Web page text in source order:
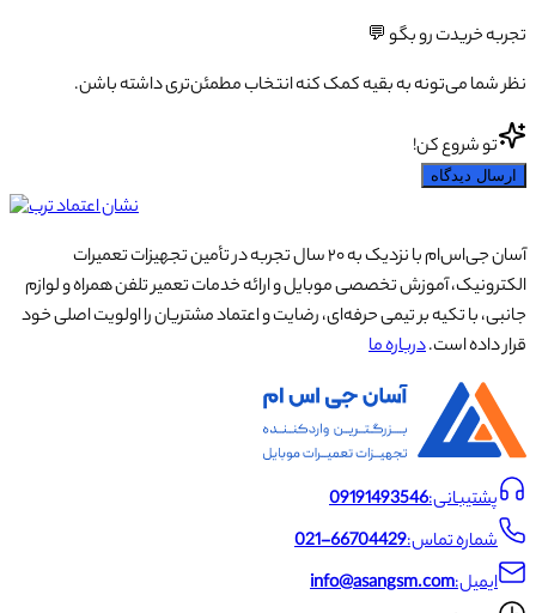
تجربه خریدت رو بگو 💬
نظر شما می‌تونه به بقیه کمک کنه انتخاب مطمئن‌تری داشته باشن.
تو شروع کن!
ارسال دیدگاه
آسان جی‌اس‌ام با نزدیک به ۲۰ سال تجربه در تأمین تجهیزات تعمیرات
الکترونیک، آموزش تخصصی موبایل و ارائه خدمات تعمیر تلفن همراه و لوازم
جانبی، با تکیه بر تیمی حرفه‌ای، رضایت و اعتماد مشتریان را اولویت اصلی خود
قرار داده است.درباره ما
پشتیبانی:09191493546
شماره تماس:021-66704429
ایمیل:info@asangsm.com